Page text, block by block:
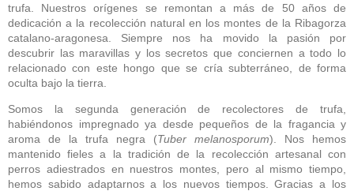
trufa. Nuestros orígenes se remontan a más de 50 años de
dedicación a la recolección natural en los montes de la Ribagorza
catalano-aragonesa. Siempre nos ha movido la pasión por
descubrir las maravillas y los secretos que conciernen a todo lo
relacionado con este hongo que se cría subterráneo, de forma
oculta bajo la tierra.
Somos la segunda generación de recolectores de trufa,
habiéndonos impregnado ya desde pequeños de la fragancia y
aroma de la trufa negra (Tuber melanosporum). Nos hemos
mantenido fieles a la tradición de la recolección artesanal con
perros adiestrados en nuestros montes, pero al mismo tiempo,
hemos sabido adaptarnos a los nuevos tiempos. Gracias a los